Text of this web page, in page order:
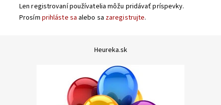
Len registrovaní používatelia môžu pridávať príspevky.
Prosím prihláste sa alebo sa zaregistrujte.
Heureka.sk